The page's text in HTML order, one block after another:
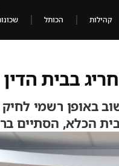
קהילות הכותל
בבית הדין
באופן רשמי לחיק
הכלא, הסתיים